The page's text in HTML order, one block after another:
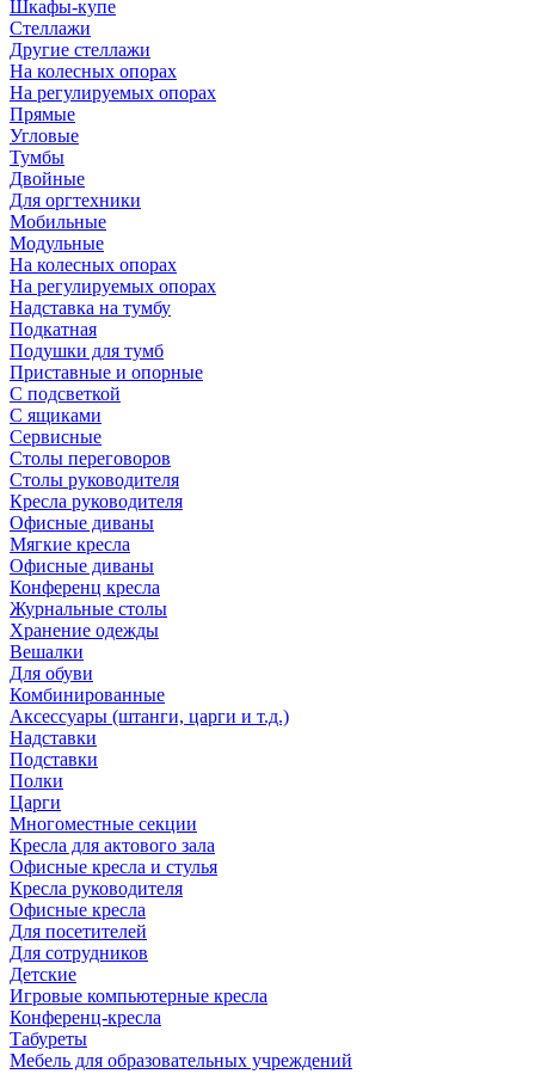
Шкафы-купе
Стеллажи
Другие стеллажи
На колесных опорах
На регулируемых опорах
Прямые
Угловые
Тумбы
Двойные
Для оргтехники
Мобильные
Модульные
На колесных опорах
На регулируемых опорах
Надставка на тумбу
Подкатная
Подушки для тумб
Приставные и опорные
С подсветкой
С ящиками
Сервисные
Столы переговоров
Столы руководителя
Кресла руководителя
Офисные диваны
Мягкие кресла
Офисные диваны
Конференц кресла
Журнальные столы
Хранение одежды
Вешалки
Для обуви
Комбинированные
Аксессуары (штанги, царги и т.д.)
Надставки
Подставки
Полки
Царги
Многоместные секции
Кресла для актового зала
Офисные кресла и стулья
Кресла руководителя
Офисные кресла
Для посетителей
Для сотрудников
Детские
Игровые компьютерные кресла
Конференц-кресла
Табуреты
Мебель для образовательных учреждений